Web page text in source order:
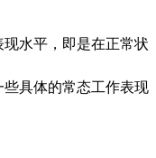
水平，即是在正常状
具体的常态工作表现